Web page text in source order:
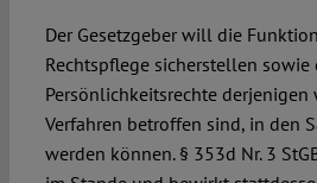
Der Gesetzgeber will die
Rechtspflege sicherstellen sowie
Persönlichkeitsrechte derjenigen
Verfahren betroffen sind, in den
werden können. § 353d Nr. 3